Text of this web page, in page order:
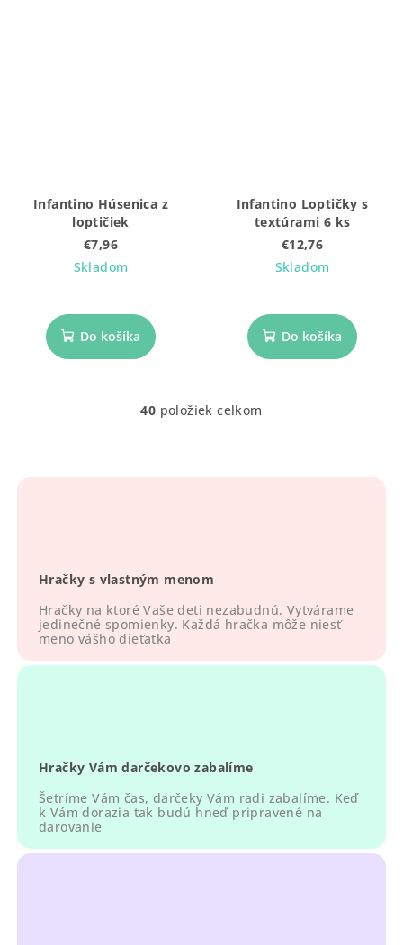
Infantino Húsenica z
loptičiek
€7,96
Skladom
Do košíka
Infantino Loptičky s
textúrami 6 ks
€12,76
Skladom
Do košíka
O
e
p
r
k
i
s
u
40 položiek celkom
Hračky s vlastným menom
Hračky na ktoré Vaše deti nezabudnú. Vytvárame
jedinečné spomienky. Každá hračka môže niesť
meno vášho dieťatka
Hračky Vám darčekovo zabalíme
Šetríme Vám čas, darčeky Vám radi zabalíme. Keď
k Vám dorazia tak budú hneď pripravené na
darovanie